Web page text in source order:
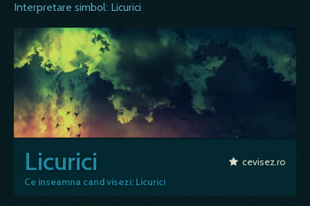
Interpretare simbol: Licurici
Licurici
Ce inseamna cand visezi: Licurici
cevisez.ro